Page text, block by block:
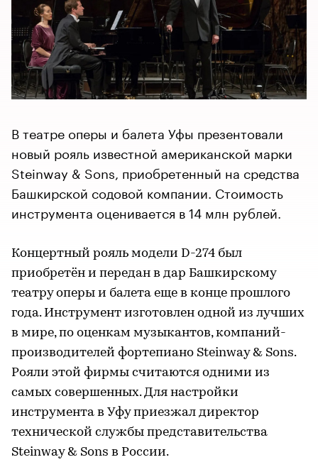
В театре оперы и балета Уфы презентовали
новый рояль известной американской марки
Steinway & Sons, приобретенный на средства
Башкирской содовой компании. Стоимость
инструмента оценивается в 14 млн рублей.
Концертный рояль модели D-274 был
приобретён и передан в дар Башкирскому
театру оперы и балета еще в конце прошлого
года. Инструмент изготовлен одной из лучших
в мире, по оценкам музыкантов, компаний-
производителей фортепиано Steinway & Sons.
Рояли этой фирмы считаются одними из
самых совершенных. Для настройки
инструмента в Уфу приезжал директор
технической службы представительства
Steinway & Sons в России.